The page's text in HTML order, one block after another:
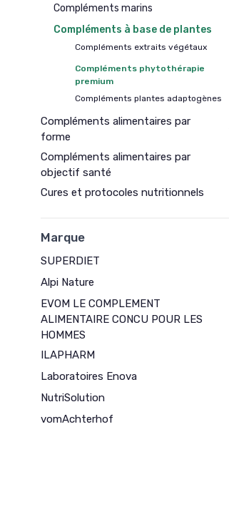
Compléments marins
Compléments à base de plantes
Compléments extraits végétaux
Compléments phytothérapie
premium
Compléments plantes adaptogènes
Compléments alimentaires par
forme
Compléments alimentaires par
objectif santé
Cures et protocoles nutritionnels
Marque
SUPERDIET
Alpi Nature
EVOM LE COMPLEMENT
ALIMENTAIRE CONCU POUR LES
HOMMES
ILAPHARM
Laboratoires Enova
NutriSolution
vomAchterhof